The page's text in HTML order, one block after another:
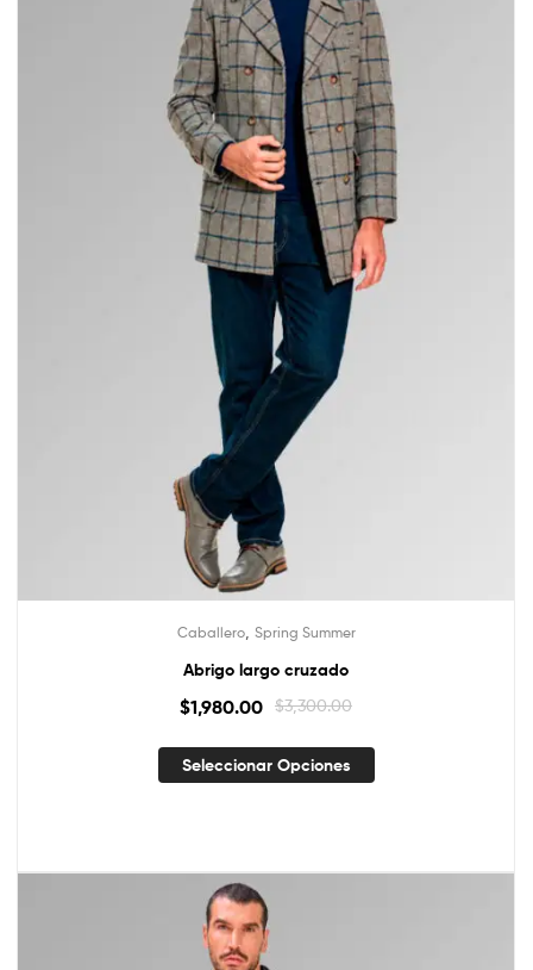
Caballero, Spring Summer
Abrigo largo cruzado
$3,300.00
$1,980.00
Seleccionar Opciones